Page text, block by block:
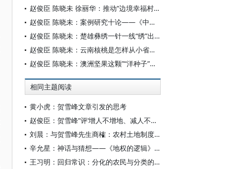
赵俊臣 陈晓未 徐丽华：推动“边境幸福村”向“现代化幸福村”迭代升级——中国农村发展学云南样本的案例研究之十五
赵俊臣 陈晓未：案例研究十论——《中国农村发展学云南样本的案例研究选集》代自序
赵俊臣 陈晓未：楚雄彝绣一针一线“绣”出富民大产业——中国农村发展学云南样本的案例研究之十四
赵俊臣 陈晓未：云南核桃是怎样从小省迈进大省再到强省的？——中国农村发展学云南样本研究的案例之八
赵俊臣 陈晓未：澳洲坚果这颗”“洋种子”是怎样变成云南“王牌”“土特产”的？——中国农村发展学云南样本研究的案例之七
相同主题阅读
黄小虎：贺雪峰文章引发的思考
赵俊臣：贺雪峰“评‘增人不增地、减人不减地’”的论据错在哪？
刘晨：与贺雪峰先生商榷：农村土地制度不改变何以藏富于民？
辛允星：神话与猜想——《地权的逻辑》读后之所思
王习明：回归常识：分化的农民与分类的农地